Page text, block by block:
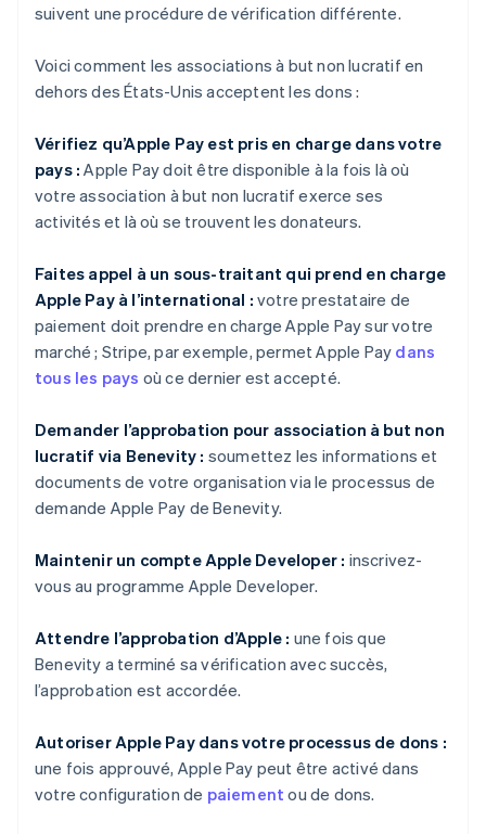
suivent une procédure de vérification différente.
Voici comment les associations à but non lucratif en
dehors des États-Unis acceptent les dons :
Vérifiez qu’Apple Pay est pris en charge dans votre
pays : Apple Pay doit être disponible à la fois là où
votre association à but non lucratif exerce ses
activités et là où se trouvent les donateurs.
Faites appel à un sous-traitant qui prend en charge
Apple Pay à l’international : votre prestataire de
paiement doit prendre en charge Apple Pay sur votre
marché ; Stripe, par exemple, permet Apple Pay dans
tous les pays où ce dernier est accepté.
Demander l’approbation pour association à but non
lucratif via Benevity : soumettez les informations et
documents de votre organisation via le processus de
demande Apple Pay de Benevity.
Maintenir un compte Apple Developer : inscrivez-
vous au programme Apple Developer.
Attendre l’approbation d’Apple : une fois que
Benevity a terminé sa vérification avec succès,
l’approbation est accordée.
Autoriser Apple Pay dans votre processus de dons :
une fois approuvé, Apple Pay peut être activé dans
votre configuration de paiement ou de dons.